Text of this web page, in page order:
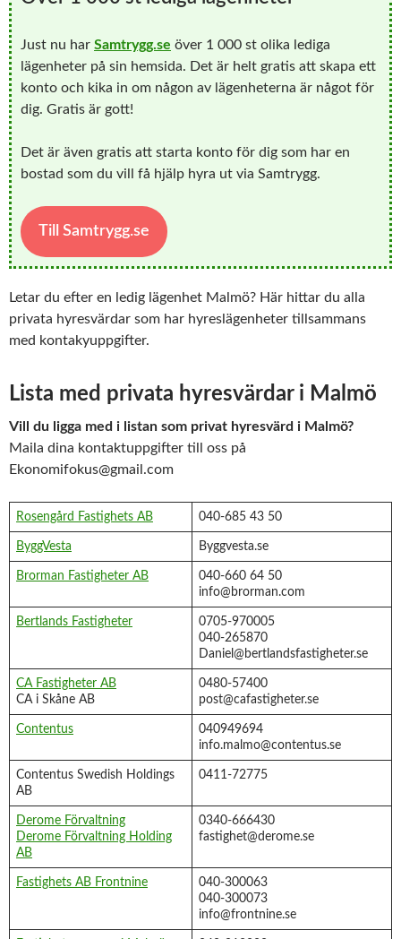
Just nu har Samtrygg.se över 1 000 st olika lediga
lägenheter på sin hemsida. Det är helt gratis att skapa ett
konto och kika in om någon av lägenheterna är något för
dig. Gratis är gott!
Det är även gratis att starta konto för dig som har en
bostad som du vill få hjälp hyra ut via Samtrygg.
Till Samtrygg.se
Letar du efter en ledig lägenhet Malmö? Här hittar du alla
privata hyresvärdar som har hyreslägenheter tillsammans
med kontakyuppgifter.
Lista med privata hyresvärdar i Malmö
Vill du ligga med i listan som privat hyresvärd i Malmö?
Maila dina kontaktuppgifter till oss på
Ekonomifokus@gmail.com
Rosengård Fastighets AB 040-685 43 50
ByggVesta Byggvesta.se
Brorman Fastigheter AB
040-660 64 50
info@brorman.com
Bertlands Fastigheter
0705-970005
040-265870
Daniel@bertlandsfastigheter.se
CA Fastigheter AB
CA i Skåne AB
0480-57400
post@cafastigheter.se
Contentus
040949694
info.malmo@contentus.se
Contentus Swedish Holdings
AB
0411-72775
Derome Förvaltning
Derome Förvaltning Holding
AB
0340-666430
fastighet@derome.se
Fastighets AB Frontnine
040-300063
040-300073
info@frontnine.se